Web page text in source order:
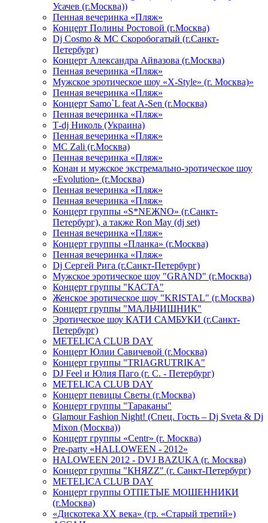
Усачев (г.Москва))
Пенная вечеринка «Пляж»
Концерт Полины Ростовой (г.Москва)
Dj Cosmo & МС Скоробогатый (г.Санкт-
Петербург)
Концерт Александра Айвазова (г.Москва)
Пенная вечеринка «Пляж»
Мужское эротическое шоу «X-Style» (г. Москва)»
Пенная вечеринка «Пляж»
Концерт Samo`L feat A-Sen (г.Москва)
Пенная вечеринка «Пляж»
Т-dj Николь (Украина)
Пенная вечеринка «Пляж»
МС Zali (г.Москва)
Пенная вечеринка «Пляж»
Конан и мужское экстремально-эротическое шоу
«Evolution» (г.Москва)
Пенная вечеринка «Пляж»
Пенная вечеринка «Пляж»
Концерт группы «S*NEЖNO» (г.Санкт-
Петербург), а также Ron May (dj set)
Пенная вечеринка «Пляж»
Концерт группы «Планка» (г.Москва)
Пенная вечеринка «Пляж»
Dj Сергей Рига (г.Санкт-Петербург)
Мужское эротическое шоу "GRAND" (г.Москва)
Концерт группы "КАСТА"
Женское эротическое шоу "KRISTAL" (г.Москва)
Концерт группы "МАЛЬЧИШНИК"
Эротическое шоу КАТИ САМБУКИ (г.Санкт-
Петербург)
METELICA CLUB DAY
Концерт Юлии Савичевой (г.Москва)
Концерт группы "TRIAGRUTRIKA"
DJ Feel и Юлия Паго (г. С. - Петербург)
METELICA CLUB DAY
Концерт певицы Светы (г.Москва)
Концерт группы "Тараканы"
Glamour Fashion Night! (Спец. Гость – Dj Sveta & Dj
Mixon (Москва))
Концерт группы «Centr» (г. Москва)
Pre-party «HALLOWEEN - 2012»
HALOWEEN 2012 - DVJ BAZUKA (г. Москва)
Концерт группы "КНЯZZ" (г. Санкт-Петербург)
METELICA CLUB DAY
Концерт группы ОТПЕТЫЕ МОШЕННИКИ
(г.Москва)
«Дискотека ХХ века» (гр. «Старый третий»)